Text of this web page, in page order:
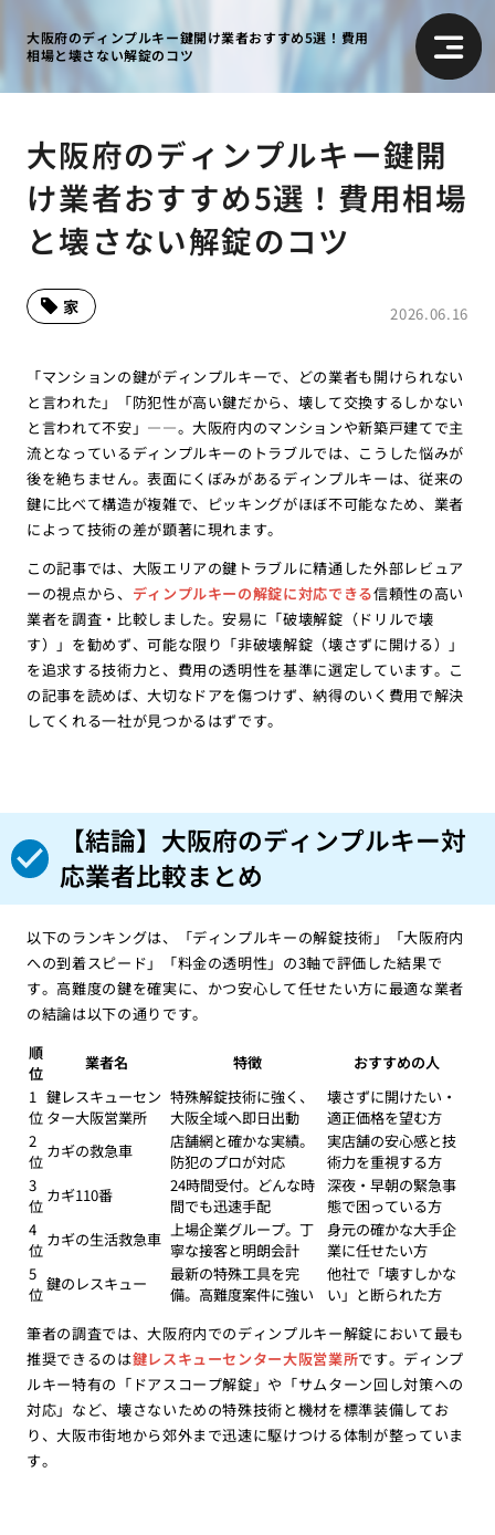
大阪府のディンプルキー鍵開け業者おすすめ5選！費用
相場と壊さない解錠のコツ
大阪府のディンプルキー鍵開
け業者おすすめ5選！費用相場
と壊さない解錠のコツ
2026.06.16
家
「マンションの鍵がディンプルキーで、どの業者も開けられない
と言われた」「防犯性が高い鍵だから、壊して交換するしかない
と言われて不安」――。大阪府内のマンションや新築戸建てで主
流となっているディンプルキーのトラブルでは、こうした悩みが
後を絶ちません。表面にくぼみがあるディンプルキーは、従来の
鍵に比べて構造が複雑で、ピッキングがほぼ不可能なため、業者
によって技術の差が顕著に現れます。
この記事では、大阪エリアの鍵トラブルに精通した外部レビュア
ーの視点から、 ディンプルキーの解錠に対応できる信頼性の高い
業者を調査・比較しました。安易に「破壊解錠（ドリルで壊
す）」を勧めず、可能な限り「非破壊解錠（壊さずに開ける）」
を追求する技術力と、費用の透明性を基準に選定しています。こ
の記事を読めば、大切なドアを傷つけず、納得のいく費用で解決
してくれる一社が見つかるはずです。
【結論】大阪府のディンプルキー対
応業者比較まとめ
以下のランキングは、「ディンプルキーの解錠技術」「大阪府内
への到着スピード」「料金の透明性」の3軸で評価した結果で
す。高難度の鍵を確実に、かつ安心して任せたい方に最適な業者
の結論は以下の通りです。
順
位
業者名 特徴
おすすめの人
1
位
鍵レスキューセン
ター大阪営業所
特殊解錠技術に強く、
大阪全域へ即日出動
壊さずに開けたい・
適正価格を望む方
2
位
カギの救急車
店舗網と確かな実績。
防犯のプロが対応
実店舗の安心感と技
術力を重視する方
3
位
カギ110番
24時間受付。どんな時
間でも迅速手配
深夜・早朝の緊急事
態で困っている方
4
位
カギの生活救急車
上場企業グループ。丁
寧な接客と明朗会計
身元の確かな大手企
業に任せたい方
5
位
鍵のレスキュー
最新の特殊工具を完
備。高難度案件に強い
他社で「壊すしかな
い」と断られた方
筆者の調査では、大阪府内でのディンプルキー解錠において最も
推奨できるのは鍵レスキューセンター大阪営業所です。ディンプ
ルキー特有の「ドアスコープ解錠」や「サムターン回し対策への
対応」など、壊さないための特殊技術と機材を標準装備してお
り、大阪市街地から郊外まで迅速に駆けつける体制が整っていま
す。